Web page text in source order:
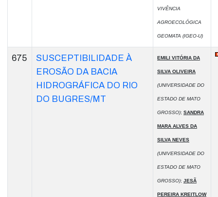
VIVÊNCIA
AGROECOLÓGICA
GEOMATA (IGEO-U)
675
SUSCEPTIBILIDADE À
EROSÃO DA BACIA
HIDROGRÁFICA DO RIO
DO BUGRES/MT
EMILI VITÓRIA DA
SILVA OLIVEIRA
(UNIVERSIDADE DO
ESTADO DE MATO
GROSSO); SANDRA
MARA ALVES DA
SILVA NEVES
(UNIVERSIDADE DO
ESTADO DE MATO
GROSSO); JESÃ
PEREIRA KREITLOW